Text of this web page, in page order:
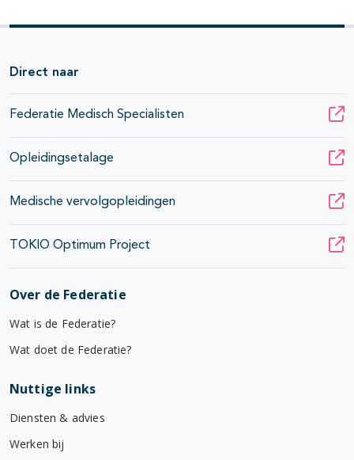
Direct naar
Federatie Medisch Specialisten
Opleidingsetalage
Medische vervolgopleidingen
TOKIO Optimum Project
Over de Federatie
Wat is de Federatie?
Wat doet de Federatie?
Nuttige links
Diensten & advies
Werken bij